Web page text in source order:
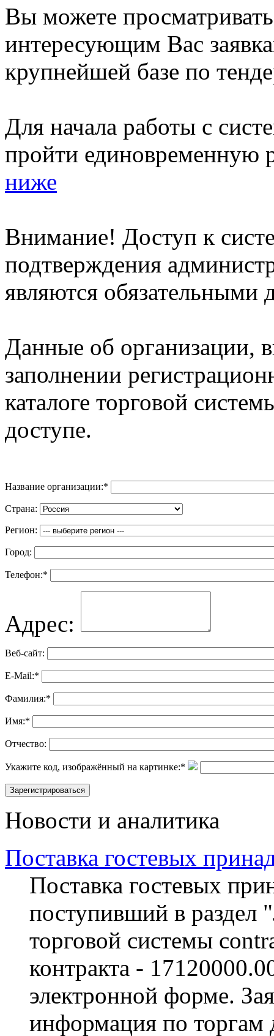
Вы можете
интересующим Вас
крупнейшей базе по
Для начала работы с
пройти единовременную
ниже
Внимание! Доступ к
подтверждения
являются обязательными
Данные об организации,
заполнении
каталоге торговой
доступе.
Название организации:*
Страна:
Регион:
Город:
Телефон:*
Адрес:
Веб-сайт:
E-Mail:*
Фамилия:*
Имя:*
Отчество:
Укажите код, изображённый на картинке:*
Новости и аналитика
Поставка гостевых
Поставка гостевых
поступивший в раздел
торговой системы
контракта -
электронной форме.
информация по торгам